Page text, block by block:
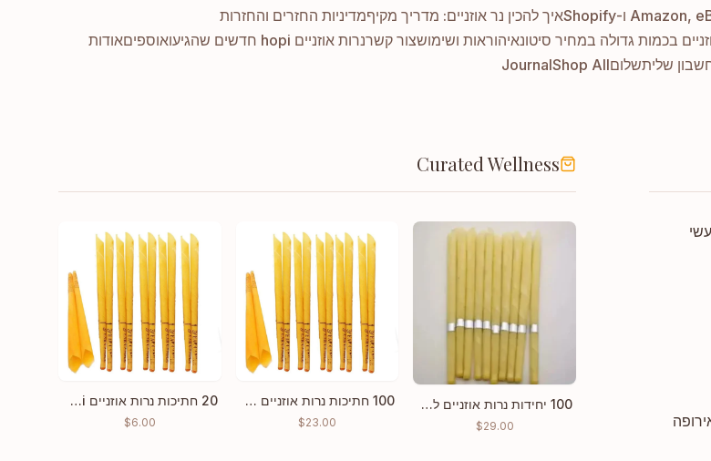
איך להכין נר אוזניים: מדריך מקיףמדיניות החזרים והחזרות
בכמות גדולה במחיר סיטונאיהוראות ושימושצור קשרנרות אוזניים hopi חדשים שהגיעו אוספיםאודות
שליתשלוםShop All
Journal
Curated Wellness
100 יחידות נרות אוזניים לניקוי שעווה במחיר סיטונאי
$29.00
100 חתיכות נרות אוזניים הופי להסרת שעווה הודיים לניקוי
$23.00
20 חתיכות נרות אוזניים Hopi ניקוי שעווה הודית קונינג ריח
$6.00